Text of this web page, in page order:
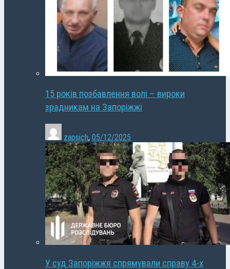
15 років позбавлення волі – вироки
зрадникам на Запоріжжі
zapsich, 05/12/2025
У суд Запоріжжя спрямували справу 4-х